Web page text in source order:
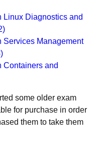
Linux Diagnostics and
)
Services Management
Containers and
some older exam
for purchase in order
them to take them